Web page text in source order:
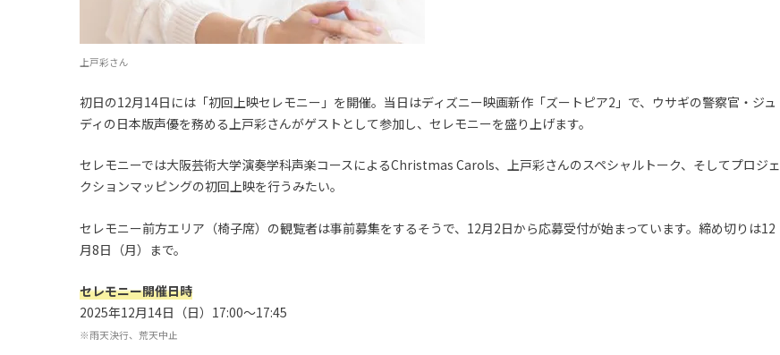
上戸彩さん
初日の12月14日には「初回上映セレモニー」を開催。当日はディズニー映画新作「ズートピア2」で、ウサギの警察官・ジュ
ディの日本版声優を務める上戸彩さんがゲストとして参加し、セレモニーを盛り上げます。
セレモニーでは大阪芸術大学演奏学科声楽コースによるChristmas Carols、上戸彩さんのスペシャルトーク、そしてプロジェ
クションマッピングの初回上映を行うみたい。
セレモニー前方エリア（椅子席）の観覧者は事前募集をするそうで、12月2日から応募受付が始まっています。締め切りは12
月8日（月）まで。
セレモニー開催日時
2025年12月14日（日）17:00～17:45
※雨天決行、荒天中止